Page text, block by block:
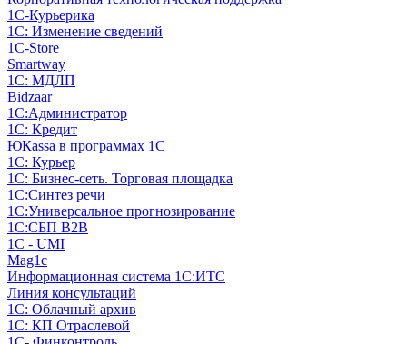
1С-Курьерика
1С: Изменение сведений
1C-Store
Smartway
1С: МДЛП
Bidzaar
1С:Администратор
1С: Кредит
ЮКаssа в программах 1С
1С: Курьер
1С: Бизнес-сеть. Торговая площадка
1С:Синтез речи
1С:Универсальное прогнозирование
1С:СБП B2B
1C - UMI
Mag1c
Информационная система 1С:ИТС
Линия консультаций
1С: Облачный архив
1С: КП Отраслевой